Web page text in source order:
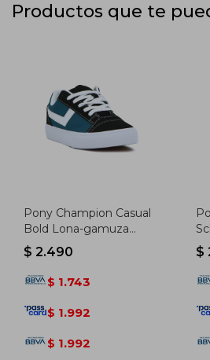
Productos que te
Pony Champion Casual
Bold Lona-gamuza
Navy-black - Marino-
negro
$ 2.490
$ 1.743
$ 1.992
$ 1.992
$